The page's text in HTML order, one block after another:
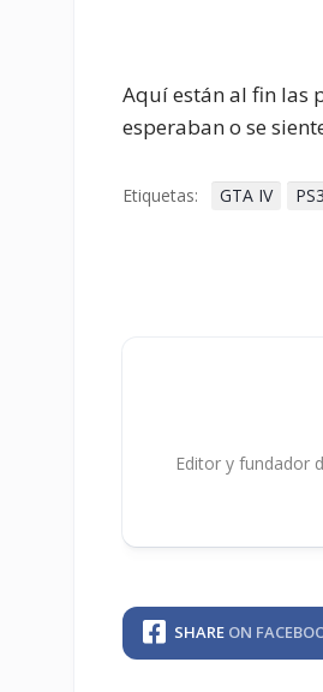
Aquí están al fin las
esperaban o se
Etiquetas: GTA IV PS3
Editor y fundador
SHARE ON